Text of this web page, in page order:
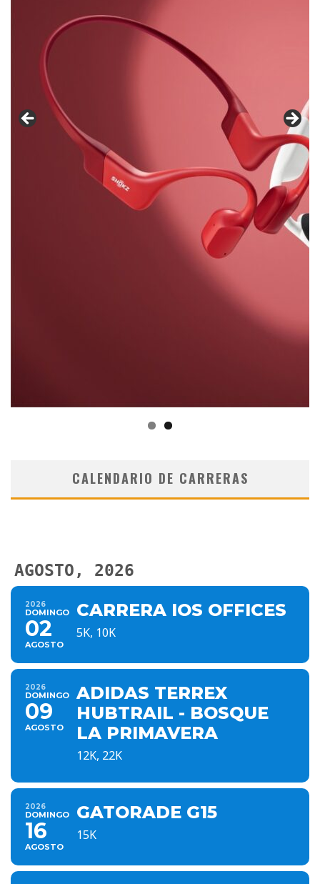
CALENDARIO DE CARRERAS
AGOSTO, 2026
2026
DOMINGO
02
AGOSTO
CARRERA IOS OFFICES
5K, 10K
2026
DOMINGO
09
AGOSTO
ADIDAS TERREX
HUBTRAIL - BOSQUE
LA PRIMAVERA
12K, 22K
2026
DOMINGO
16
AGOSTO
GATORADE G15
15K